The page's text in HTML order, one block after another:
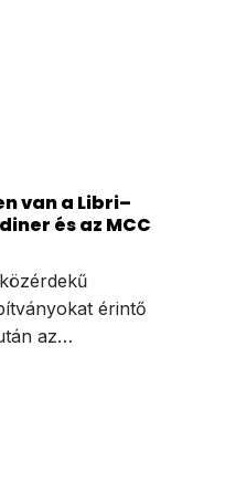
van a Libri–
és az MCC
érintő
az…